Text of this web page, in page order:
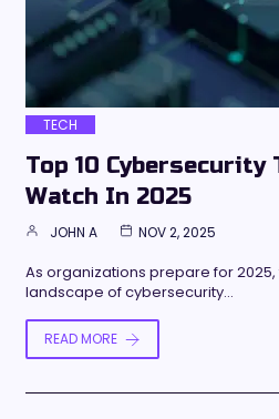
TECH
Top 10 Cybersecurity
Watch In 2025
JOHN A NOV 2, 2025
As organizations prepare for
landscape of cybersecurity…
READ MORE